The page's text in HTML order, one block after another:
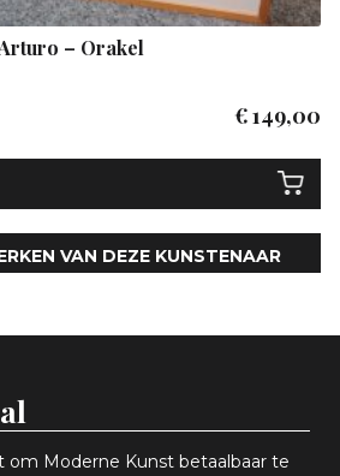
– Orakel
€149,00
VAN DEZE KUNSTENAAR
om Moderne Kunst betaalbaar te